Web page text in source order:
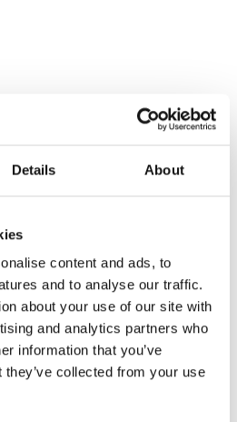
Details About
content and ads, to
and to analyse our traffic.
about your use of our site with
and analytics partners who
information that you’ve
collected from your use